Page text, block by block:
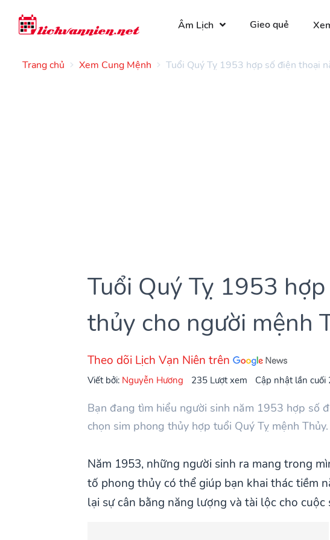
Âm Lịch Gieo quẻ
Trang chủ Xem Cung Mệnh Tuổi Quý Tỵ 1953 hợp số điện thoại
Tuổi Quý Tỵ 1953
thủy cho người mệnh
Theo dõi Lịch Vạn Niên trên
Viết bởi: Nguyễn Hương 235 Lượt xem Cập nhật lần
Bạn đang tìm hiểu người sinh năm 1953 hợp số
chọn sim phong thủy hợp tuổi Quý Tỵ mệnh
Năm 1953, những người sinh ra mang trong
tố phong thủy có thể giúp bạn khai thác tiềm
lại sự cân bằng năng lượng và tài lộc cho cuộc